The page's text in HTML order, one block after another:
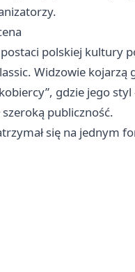
polskiej kultury
Widzowie kojarzą
gdzie jego
publiczność.
się na jednym